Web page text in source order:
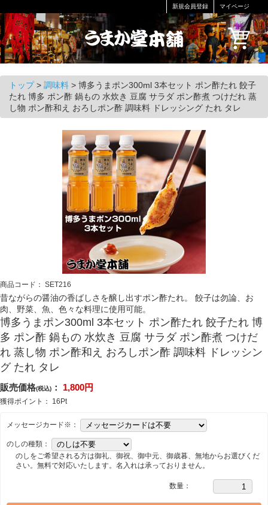
新規会員登録 マイページ
トップ> 調味料 > 博多うまポン300ml 3本セット ポン酢たれ 餃子
たれ 博多 ポン酢 鍋もの 水炊き 豆腐 サラダ ポン酢煮 つけだれ 蒸
し物 ポン酢和え おろしポン酢 調味料 ドレッシング たれ タレ
商品コード： SET216
昔ながらの醤油の香ばしさを醸し出すポン酢たれ。 餃子は勿論、お
肉、野菜、魚、色々な料理に使用可能。
博多うまポン300ml 3本セット ポン酢たれ 餃子たれ 博
多 ポン酢 鍋もの 水炊き 豆腐 サラダ ポン酢煮 つけだ
れ 蒸し物 ポン酢和え おろしポン酢 調味料 ドレッシン
グ たれ タレ
販売価格(税込) ： 1,800円
獲得ポイント： 16 Pt
メッセージカード※：
のしの種類：
のしをご希望される方は御礼、御祝、御中元、御歳暮、無地からお選びくだ
さい。無料で対応いたします。名入れは承っておりません。
数量：